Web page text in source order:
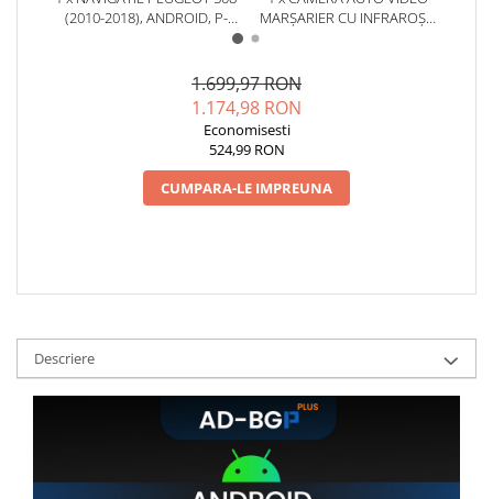
Conectică BMW
Conectică Mercedes Benz
Conectică Chevrolet
Conectică Renault
(2010-2018), ANDROID, P-
OCTACORE / 2GB RAM + 32GB
BGP9002+AD-BGRKIT264
MARȘARIER CU INFRAROȘU
AHD, REZOLUȚIE 1920X1080P,
1.699,97 RON
1.174,98 RON
Economisesti
524,99 RON
CUMPARA-LE IMPREUNA
Descriere